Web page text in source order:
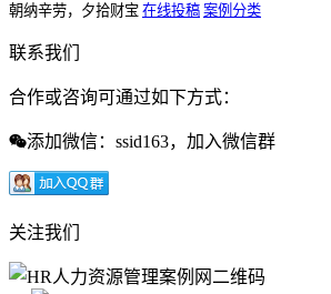
朝纳辛劳，夕拾财宝 在线投稿 案例分类
联系我们
合作或咨询可通过如下方式：
添加微信：ssid163，加入微信群
关注我们